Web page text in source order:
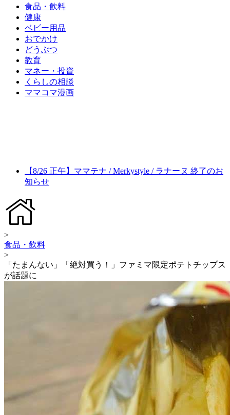
食品・飲料
健康
ベビー用品
おでかけ
どうぶつ
教育
マネー・投資
くらしの相談
ママコマ漫画
【8/26 正午】ママテナ / Merkystyle / ラナーヌ 終了のお
知らせ
>
食品・飲料
>
「たまんない」「絶対買う！」ファミマ限定ポテトチップス
が話題に